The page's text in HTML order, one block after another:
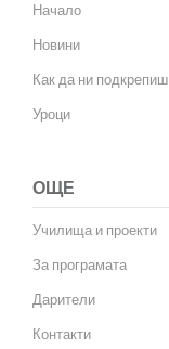
Начало
Новини
Как да ни подкрепиш
Уроци
ОЩЕ
Училища и проекти
За програмата
Дарители
Контакти